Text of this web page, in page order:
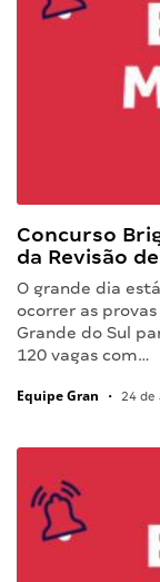
Concurso
da Revisão
O grande dia
ocorrer as
Grande do Sul
120 vagas com…
Equipe Gran • 24 de